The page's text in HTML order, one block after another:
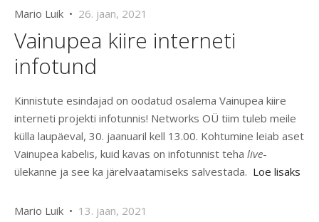
Mario Luik • 26. jaan, 2021
Vainupea kiire interneti
infotund
Kinnistute esindajad on oodatud osalema Vainupea kiire
interneti projekti infotunnis! Networks OÜ tiim tuleb meile
külla laupäeval, 30. jaanuaril kell 13.00. Kohtumine leiab aset
Vainupea kabelis, kuid kavas on infotunnist teha live-
ülekanne ja see ka järelvaatamiseks salvestada. Loe lisaks
Mario Luik • 13. jaan, 2021